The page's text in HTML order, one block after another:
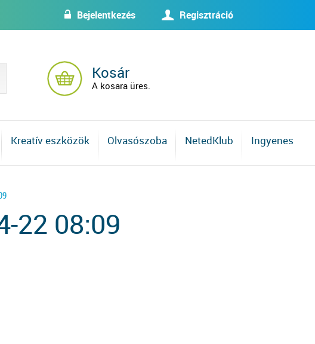
w Bejelentkezés U Regisztráció
Kosár
A kosara üres.
Kreatív eszközök Olvasószoba NetedKlub Ingyenes
22 08:09